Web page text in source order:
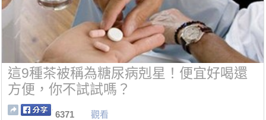
這9種茶被稱為糖尿病剋星！便宜好喝還
方便，你不試試嗎？
6371 觀看